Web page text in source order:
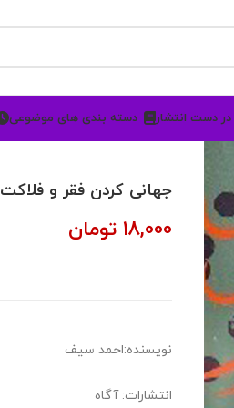
در دست انتشار دسته بندی های موضوعی
جهانی کردن فقر و فلاکت
18,000 تومان
نویسنده:احمد سيف
انتشارات: آگاه